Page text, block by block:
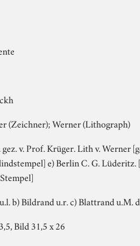
(Zeichner); Werner (Lithograph)
gez. v. Prof. Krüger. Lith v. Werner
e) Berlin C. G. Lüderitz.
b) Bildrand u.r. c) Blattrand u.M.
Bild 31,5 x 26